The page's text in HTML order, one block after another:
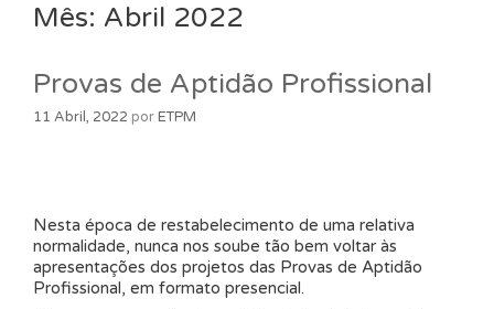
Mês: Abril 2022
Provas de Aptidão Profissional
11 Abril, 2022 porETPM
Nesta época de restabelecimento de uma relativa
normalidade, nunca nos soube tão bem voltar às
apresentações dos projetos das Provas de Aptidão
Profissional, em formato presencial.